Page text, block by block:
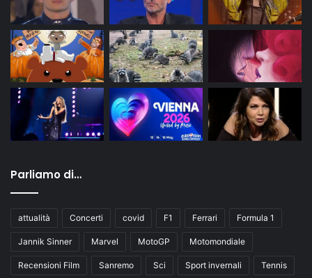
Parliamo di…
attualità Concerti covid F1 Ferrari Formula 1
Jannik Sinner Marvel MotoGP Motomondiale
Recensioni Film Sanremo Sci Sport invernali Tennis